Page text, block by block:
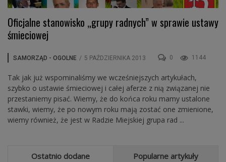
Oficjalne stanowisko „grupy radnych” w sprawie ustawy
śmieciowej
SAMORZĄD - OGOLNE / 5 PAŹDZIERNIKA 2013 0 1144
Tak jak już wspominaliśmy we wcześniejszych artykułach,
szybko o ustawie śmieciowej i całej aferze z nią związanej nie
przestaniemy pisać. Wiemy, że do końca roku mamy ustalone
stawki, wiemy, że po nowym roku mają zostać one zmienione,
wiemy również, że jest w Radzie Miejskiej grupa rad ...
Ostatnio dodane Popularne artykuły